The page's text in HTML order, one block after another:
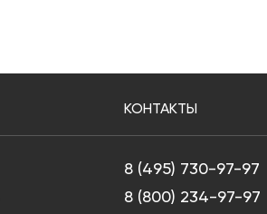
КОНТАКТЫ
8 (495) 730-97-97
8 (800) 234-97-97